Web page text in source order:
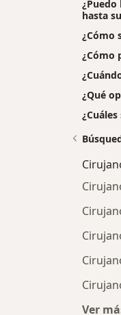
¿Puedo
hasta
¿Cómo
¿Cómo
¿Qué
Ver